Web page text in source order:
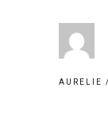
AURELIE